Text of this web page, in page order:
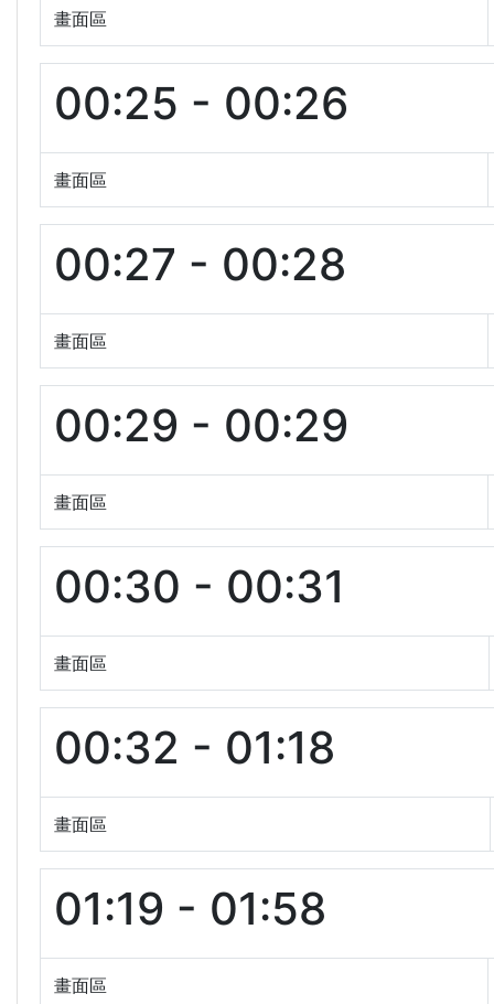
畫面區
00:25 - 00:26
畫面區
00:27 - 00:28
畫面區
00:29 - 00:29
畫面區
00:30 - 00:31
畫面區
00:32 - 01:18
畫面區
01:19 - 01:58
畫面區